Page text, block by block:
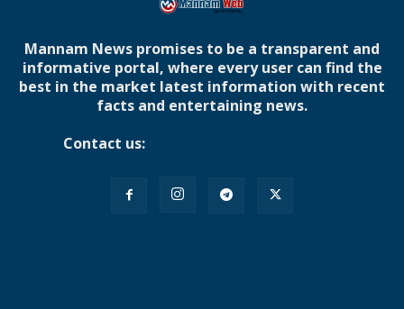
Mannam News promises to be a transparent and
informative portal, where every user can find the
best in the market latest information with recent
facts and entertaining news.
Contact us: